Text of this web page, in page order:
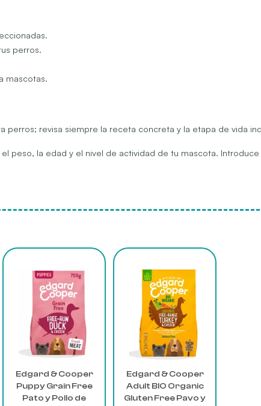
perros.
mascotas.
perros; revisa siempre la receta concreta y la etapa de vida
peso, la edad y el nivel de actividad de tu mascota.
Edgard & Cooper
Puppy Grain Free
Pato y Pollo de
producto
múltiples
variantes.
opciones
elegir
Edgard & Cooper
Adult BIO Organic
Gluten Free Pavo y
producto
múltiples
variantes.
opciones
elegir
en